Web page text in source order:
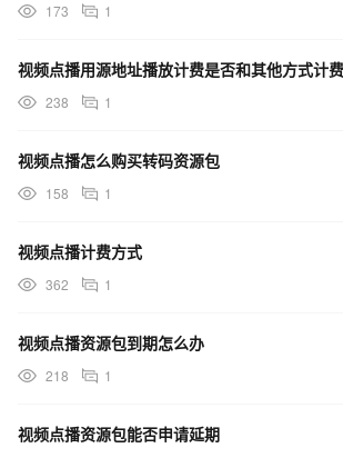
173 1
视频点播用源地址播放计费是否和其他方式计
238 1
视频点播怎么购买转码资源包
158 1
视频点播计费方式
362 1
视频点播资源包到期怎么办
218 1
视频点播资源包能否申请延期